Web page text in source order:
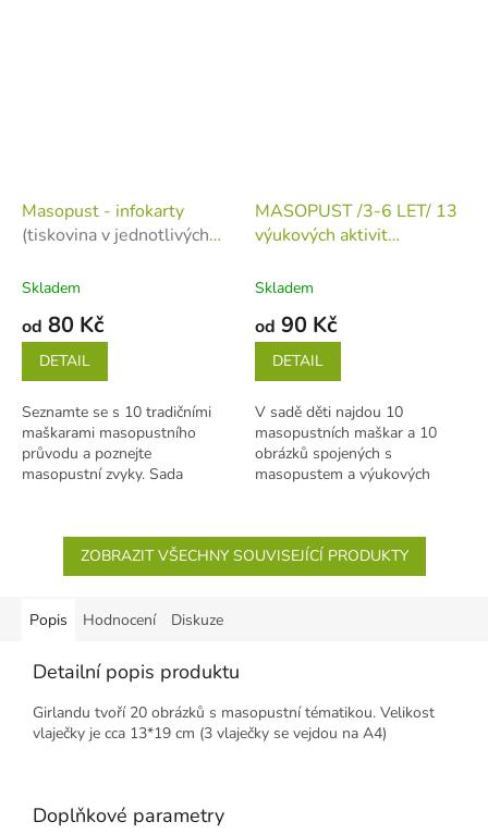
Masopust - infokarty
(tiskovina v jednotlivých
Skladem
od 80 Kč
DETAIL
Seznamte se s 10 tradičními
maškarami masopustního
průvodu a poznejte
masopustní zvyky. Sada
MASOPUST /3-6 LET/ 13
výukových aktivit
listech)
Skladem
od 90 Kč
DETAIL
V sadě děti najdou 10
masopustních maškar a 10
obrázků spojených s
masopustem a výukových
ZOBRAZIT VŠECHNY SOUVISEJÍCÍ PRODUKTY
Popis Hodnocení Diskuze
Detailní popis produktu
Girlandu tvoří 20 obrázků s masopustní tématikou. Velikost
vlaječky je cca 13*19 cm (3 vlaječky se vejdou na A4)
Doplňkové parametry